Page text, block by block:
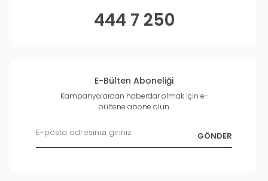
444 7 250
E-Bülten Aboneliği
Kampanyalardan haberdar olmak için e-
bültene abone olun.